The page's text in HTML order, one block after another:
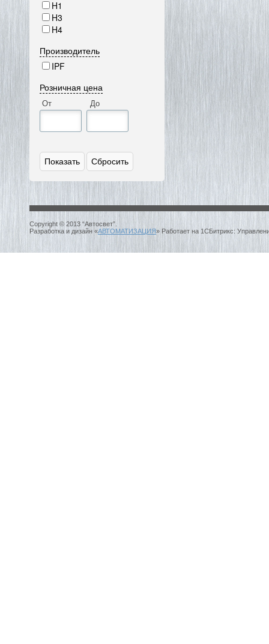
H1
H3
H4
Производитель
IPF
Розничная цена
От До
Copyright © 2013 “Автосвет”.
Разработка и дизайн «АВТОМАТИЗАЦИЯ» Работает на 1СБитрикс: